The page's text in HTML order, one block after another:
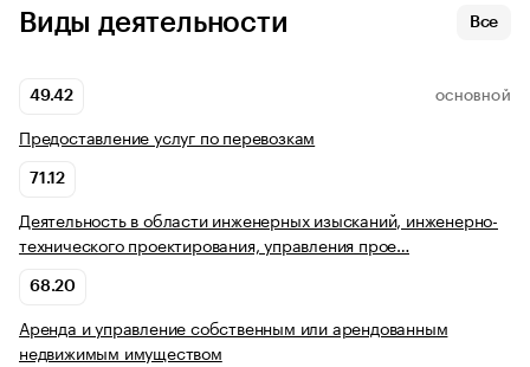
Виды деятельности Все
49.42 ОСНОВНОЙ
Предоставление услуг по перевозкам
71.12
Деятельность в области инженерных изысканий, инженерно-
технического проектирования, управления прое…
68.20
Аренда и управление собственным или арендованным
недвижимым имуществом